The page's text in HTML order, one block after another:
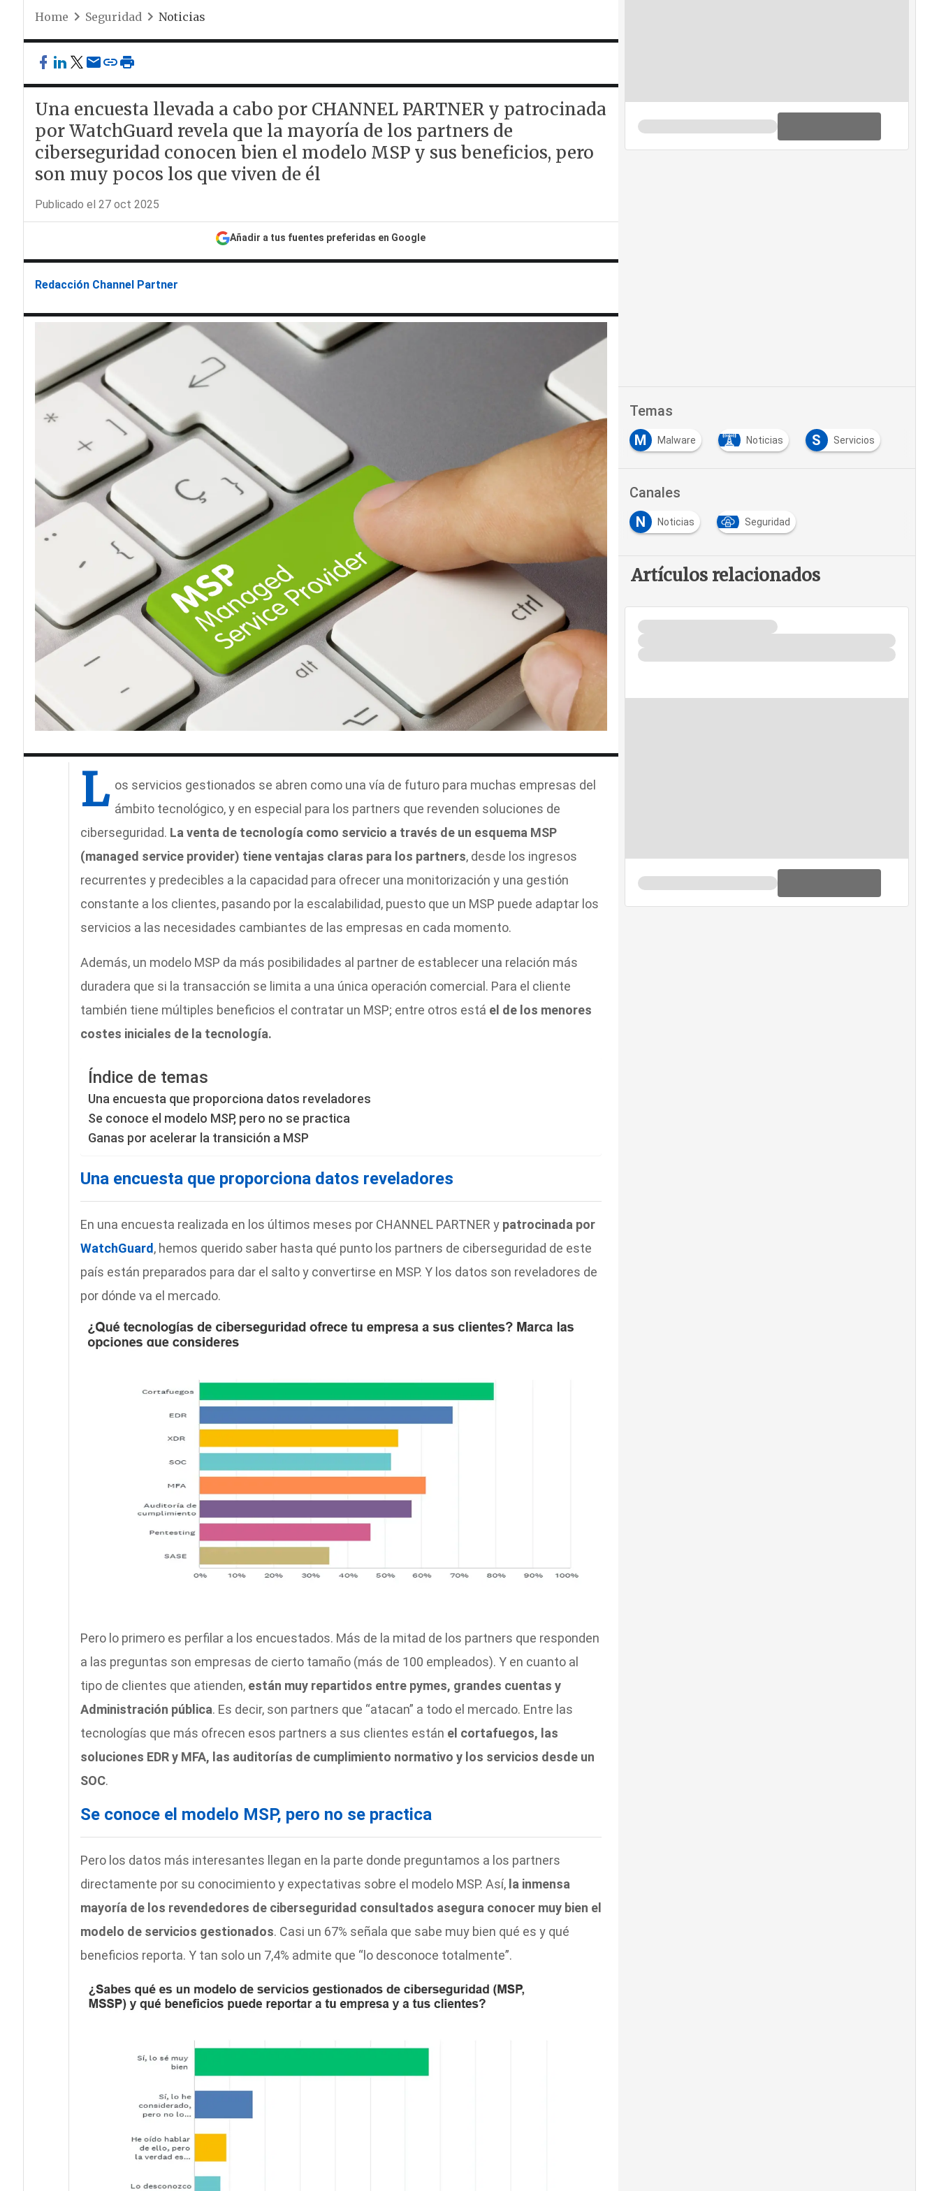
Home Seguridad Noticias
Una encuesta llevada a cabo por CHANNEL PARTNER y patrocinada
por WatchGuard revela que la mayoría de los partners de
ciberseguridad conocen bien el modelo MSP y sus beneficios, pero
son muy pocos los que viven de él
Publicado el 27 oct 2025
Añadir a tus fuentes preferidas en Google
Redacción Channel Partner
L os servicios gestionados se abren como una vía de futuro para muchas empresas del
ámbito tecnológico, y en especial para los partners que revenden soluciones de
ciberseguridad. La venta de tecnología como servicio a través de un esquema MSP
(managed service provider) tiene ventajas claras para los partners, desde los ingresos
recurrentes y predecibles a la capacidad para ofrecer una monitorización y una gestión
constante a los clientes, pasando por la escalabilidad, puesto que un MSP puede adaptar los
servicios a las necesidades cambiantes de las empresas en cada momento.
Además, un modelo MSP da más posibilidades al partner de establecer una relación más
duradera que si la transacción se limita a una única operación comercial. Para el cliente
también tiene múltiples beneficios el contratar un MSP; entre otros está el de los menores
costes iniciales de la tecnología.
Índice de temas
Una encuesta que proporciona datos reveladores
Se conoce el modelo MSP, pero no se practica
Ganas por acelerar la transición a MSP
Una encuesta que proporciona datos reveladores
En una encuesta realizada en los últimos meses por CHANNEL PARTNER y patrocinada por
WatchGuard , hemos querido saber hasta qué punto los partners de ciberseguridad de este
país están preparados para dar el salto y convertirse en MSP. Y los datos son reveladores de
por dónde va el mercado.
Pero lo primero es perfilar a los encuestados. Más de la mitad de los partners que responden
a las preguntas son empresas de cierto tamaño (más de 100 empleados). Y en cuanto al
tipo de clientes que atienden, están muy repartidos entre pymes, grandes cuentas y
Administración pública. Es decir, son partners que “atacan” a todo el mercado. Entre las
tecnologías que más ofrecen esos partners a sus clientes están el cortafuegos, las
soluciones EDR y MFA, las auditorías de cumplimiento normativo y los servicios desde un
SOC.
Se conoce el modelo MSP, pero no se practica
Pero los datos más interesantes llegan en la parte donde preguntamos a los partners
directamente por su conocimiento y expectativas sobre el modelo MSP. Así, la inmensa
mayoría de los revendedores de ciberseguridad consultados asegura conocer muy bien el
modelo de servicios gestionados. Casi un 67% señala que sabe muy bien qué es y qué
beneficios reporta. Y tan solo un 7,4% admite que “lo desconoce totalmente”.
Temas
M
Malware Noticias S Servicios
Canales
N
Noticias Seguridad
Artículos relacionados